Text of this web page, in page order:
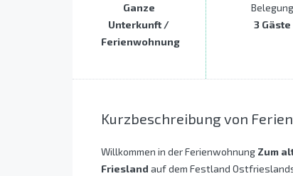
Ganze
Unterkunft /
Ferienwohnung
Belegung
3 Gäste
Kurzbeschreibung von
Willkommen in der Ferienwohnung Zum
Friesland auf dem Festland